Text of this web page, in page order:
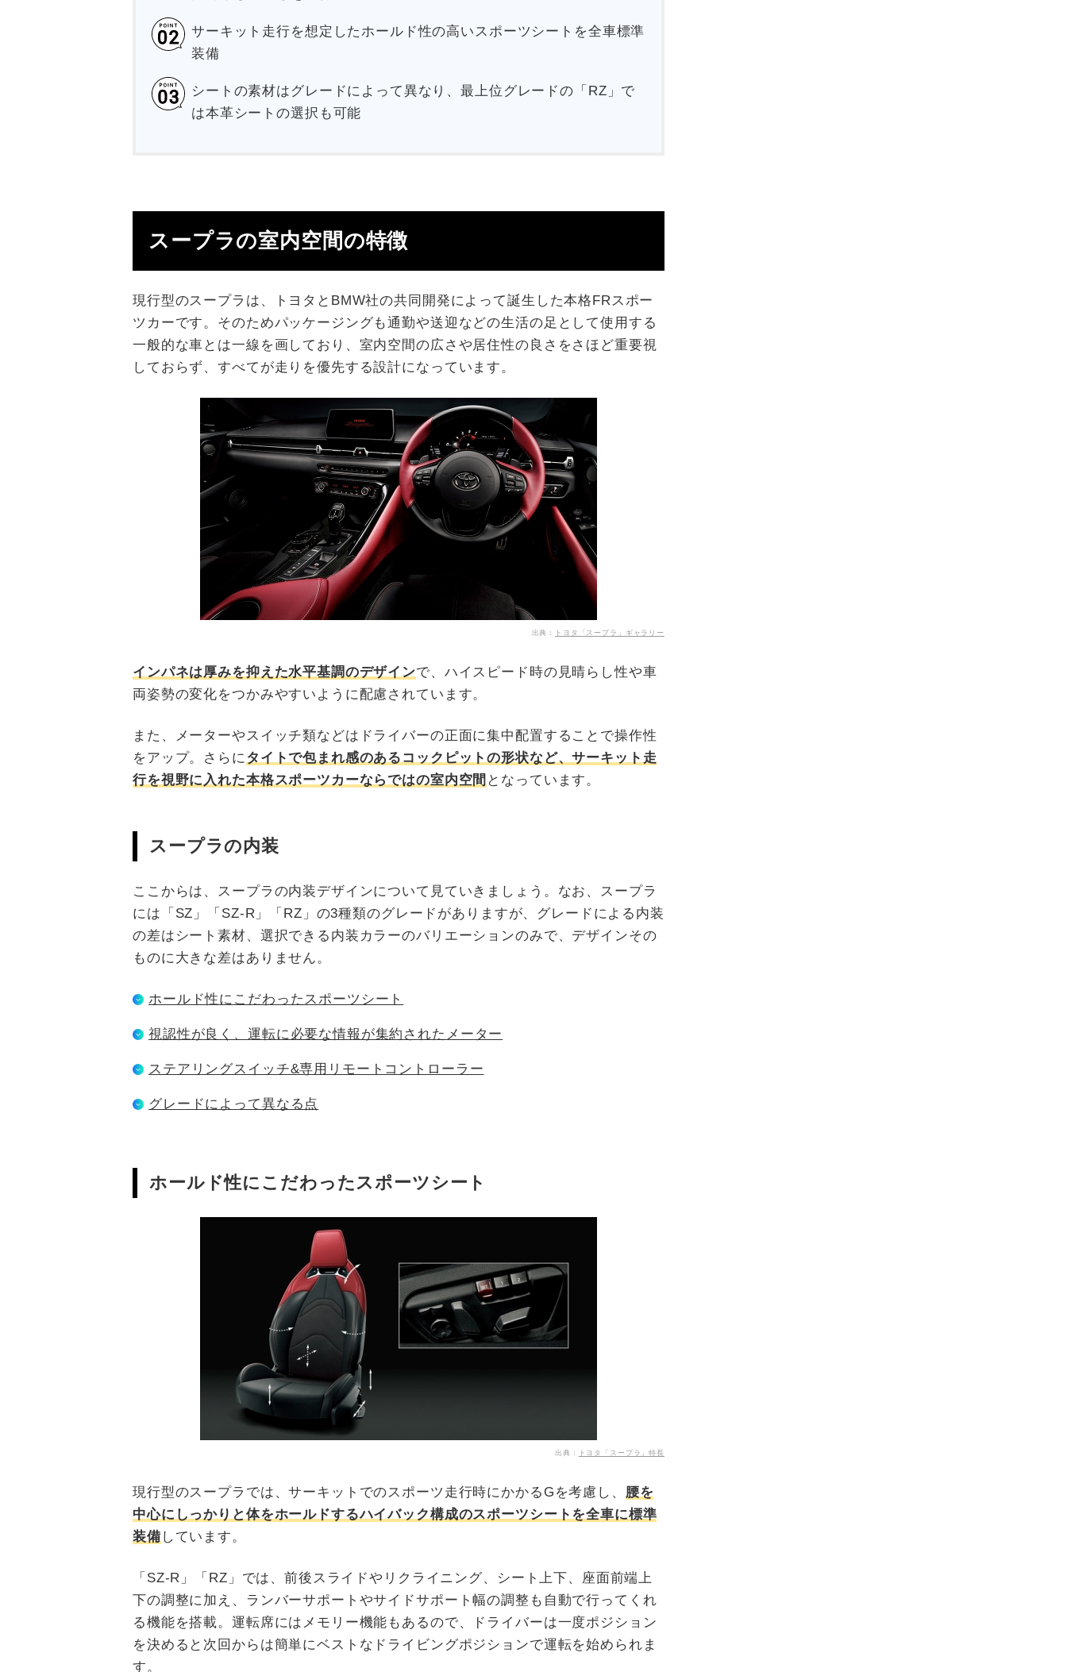
サーキット走行を想定したホールド性の高いスポーツシートを全車標準
装備
シートの素材はグレードによって異なり、最上位グレードの「RZ」で
は本革シートの選択も可能
スープラの室内空間の特徴
現行型のスープラは、トヨタとBMW社の共同開発によって誕生した本格FRスポー
ツカーです。そのためパッケージングも通勤や送迎などの生活の足として使用する
一般的な車とは一線を画しており、室内空間の広さや居住性の良さをさほど重要視
しておらず、すべてが走りを優先する設計になっています。
出典： トヨタ「スープラ」ギャラリー
インパネは厚みを抑えた水平基調のデザインで、ハイスピード時の見晴らし性や車
両姿勢の変化をつかみやすいように配慮されています。
また、メーターやスイッチ類などはドライバーの正面に集中配置することで操作性
をアップ。さらにタイトで包まれ感のあるコックピットの形状など、サーキット走
行を視野に入れた本格スポーツカーならではの室内空間 となっています。
スープラの内装
ここからは、スープラの内装デザインについて見ていきましょう。なお、スープラ
には「SZ」「SZ-R」「RZ」の3種類のグレードがありますが、グレードによる内装
の差はシート素材、選択できる内装カラーのバリエーションのみで、デザインその
ものに大きな差はありません。
ホールド性にこだわったスポーツシート
視認性が良く、運転に必要な情報が集約されたメーター
ステアリングスイッチ&専用リモートコントローラー
グレードによって異なる点
ホールド性にこだわったスポーツシート
出典： トヨタ「スープラ」特長
現行型のスープラでは、サーキットでのスポーツ走行時にかかるGを考慮し、 腰を
中心にしっかりと体をホールドするハイバック構成のスポーツシートを全車に標準
装備しています。
「SZ-R」「RZ」では、前後スライドやリクライニング、シート上下、座面前端上
下の調整に加え、ランバーサポートやサイドサポート幅の調整も自動で行ってくれ
る機能を搭載。運転席にはメモリー機能もあるので、ドライバーは一度ポジション
を決めると次回からは簡単にベストなドライビングポジションで運転を始められま
す。